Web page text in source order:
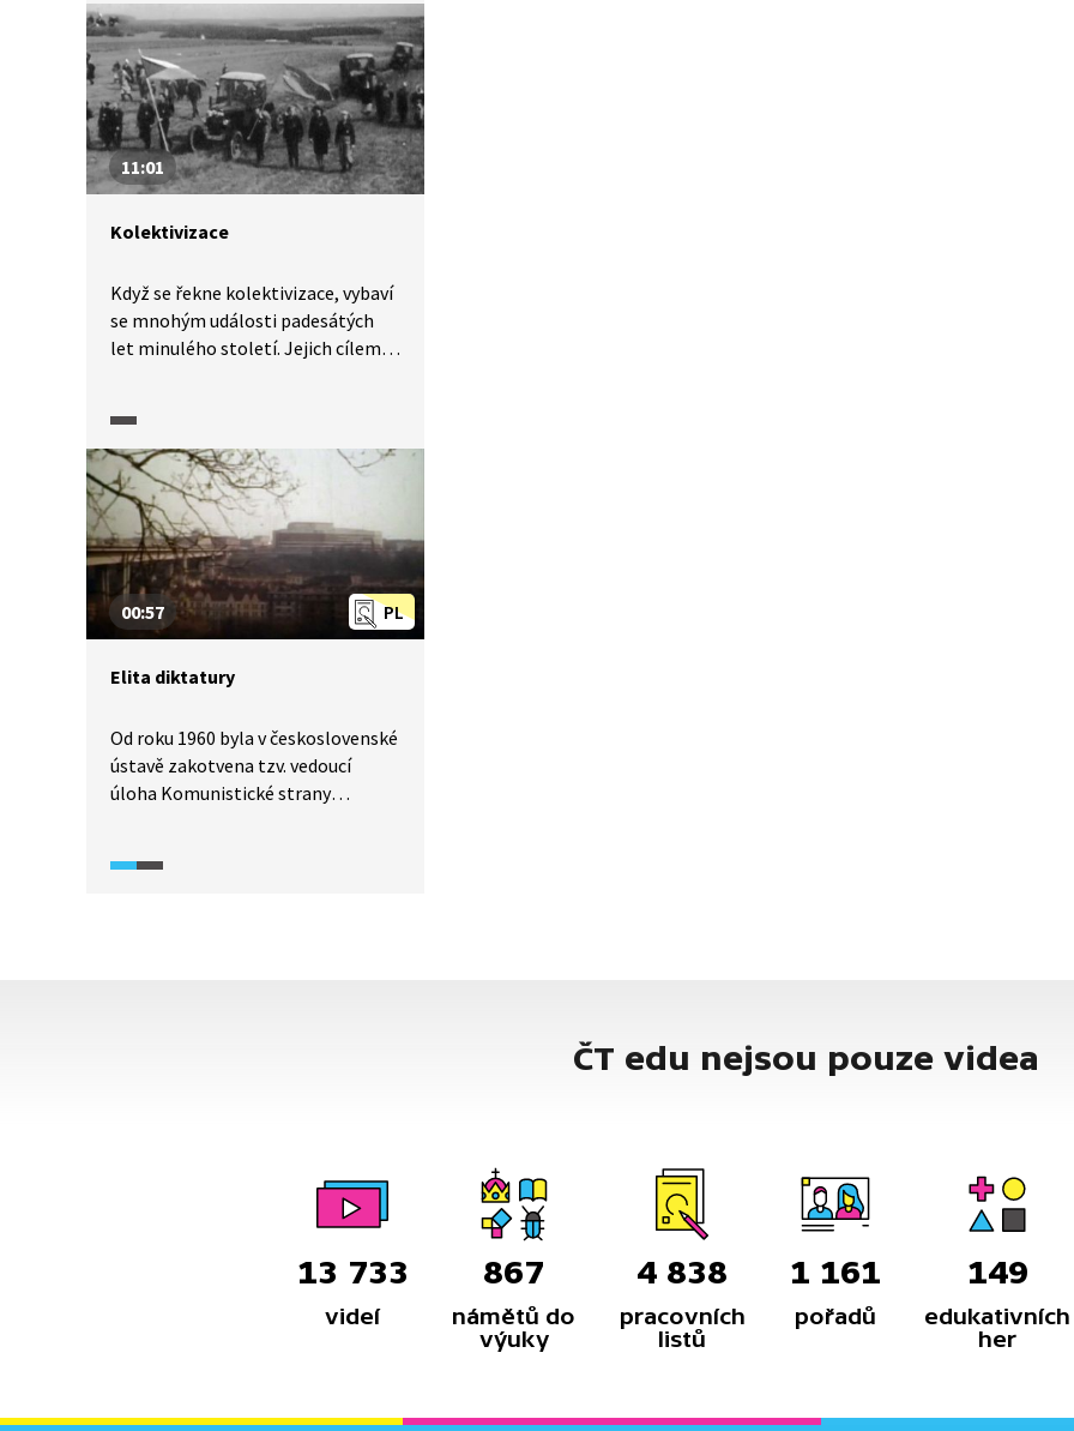
na svého kolegu, který svět opustil
v roce 1969.
11:01
Kolektivizace
Když se řekne kolektivizace, vybaví
se mnohým události padesátých
let minulého století. Jejich cílem
ale ukazuje, že nebyla jen cesta
do družstva, ale i cesta zpět
k vlastnímu hospodářství. Rodina
Sedláčkova dokázala kolektivizaci
vzdorovat přes dvě desítky let. Když
nakonec v sedmdesátých letech byl
donucen do JZD vstoupit, už měl
za sebou ukrývání náboženské
PL
00:57
Elita diktatury
Od roku 1960 byla v československé
ústavě zakotvena tzv. vedoucí
úloha Komunistické strany
a svoji rodinu na všech úrovních,
ČT edu nejsou pouze videa
13 733
videí
867
námětů do
výuky
4 838
pracovních
listů
1 161
pořadů
149
edukativních
her